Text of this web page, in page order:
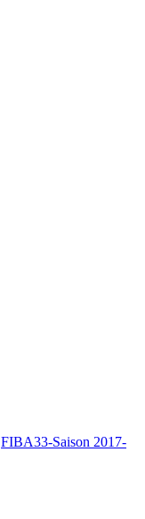
FIBA33-Saison 2017-